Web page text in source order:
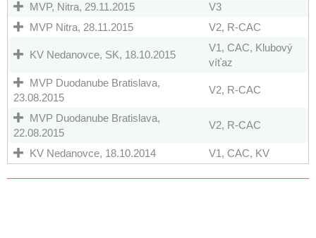
MVP, Nitra, 29.11.2015
V3
MVP Nitra, 28.11.2015
V2, R-CAC
KV Nedanovce, SK, 18.10.2015
V1, CAC, Klubový
víťaz
MVP Duodanube Bratislava,
23.08.2015
V2, R-CAC
MVP Duodanube Bratislava,
22.08.2015
V2, R-CAC
KV Nedanovce, 18.10.2014 V1, CAC, KV